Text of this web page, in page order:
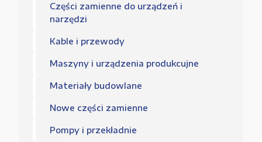
Części zamienne do urządzeń i
narzędzi
Kable i przewody
Maszyny i urządzenia produkcujne
Materiały budowlane
Nowe części zamienne
Pompy i przekładnie